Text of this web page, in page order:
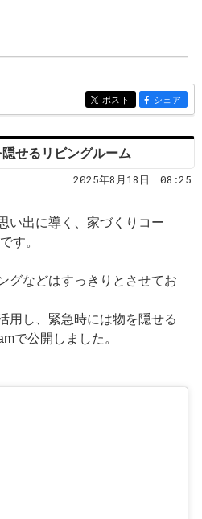
entry496
ポスト entry496
シェア
せるリビングルーム
2025年8月18日｜08:25
い出に導く、家づくりコー
す。
グなどはすっきりとさせてお
用し、緊急時には物を隠せる
で公開しました。